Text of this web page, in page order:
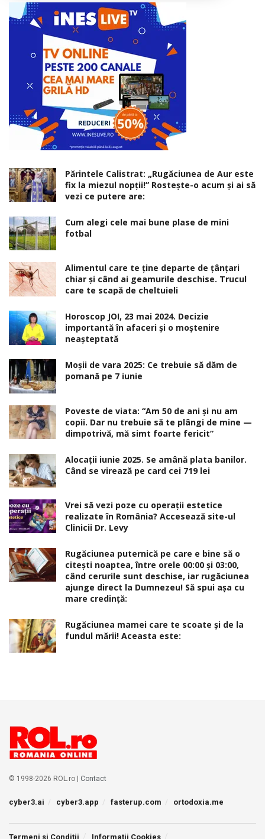
Părintele Calistrat: „Rugăciunea de Aur este
fix la miezul nopţii!” Rosteşte-o acum şi ai să
vezi ce putere are:
Cum alegi cele mai bune plase de mini
fotbal
Alimentul care te ține departe de țânțari
chiar și când ai geamurile deschise. Trucul
care te scapă de cheltuieli
Horoscop JOI, 23 mai 2024. Decizie
importantă în afaceri şi o moştenire
neaşteptată
Moșii de vara 2025: Ce trebuie să dăm de
pomană pe 7 iunie
Poveste de viata: “Am 50 de ani și nu am
copii. Dar nu trebuie să te plângi de mine —
dimpotrivă, mă simt foarte fericit”
Alocaţii iunie 2025. Se amână plata banilor.
Când se virează pe card cei 719 lei
Vrei să vezi poze cu operații estetice
realizate în România? Accesează site-ul
Clinicii Dr. Levy
Rugăciunea puternică pe care e bine să o
citești noaptea, între orele 00:00 și 03:00,
când cerurile sunt deschise, iar rugăciunea
ajunge direct la Dumnezeu! Să spui așa cu
mare credință:
Rugăciunea mamei care te scoate şi de la
fundul mării! Aceasta este:
© 1998-2026 ROL.ro | Contact
cyber3.ai cyber3.app fasterup.com ortodoxia.me
Termeni si Conditii Informatii Cookies